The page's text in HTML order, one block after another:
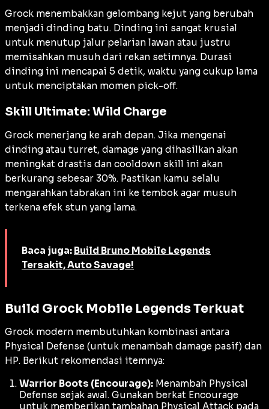
Grock menembakkan gelombang kejut yang berubah
menjadi dinding batu. Dinding ini sangat krusial
untuk menutup jalur pelarian lawan atau justru
memisahkan musuh dari rekan setimnya. Durasi
dinding ini mencapai 5 detik, waktu yang cukup lama
untuk menciptakan momen pick-off.
Skill Ultimate: Wild Charge
Grock menerjang ke arah depan. Jika mengenai
dinding atau turret, damage yang dihasilkan akan
meningkat drastis dan cooldown skill ini akan
berkurang sebesar 30%. Pastikan kamu selalu
mengarahkan tabrakan ini ke tembok agar musuh
terkena efek stun yang lama.
Baca juga: Build Bruno Mobile Legends
Tersakit, Auto Savage!
Build Grock Mobile Legends Terkuat
Grock modern membutuhkan kombinasi antara
Physical Defense (untuk menambah damage pasif) dan
HP. Berikut rekomendasi itemnya:
Warrior Boots (Encourage): Menambah Physical
Defense sejak awal. Gunakan berkat Encourage
untuk memberikan tambahan Physical Attack pada